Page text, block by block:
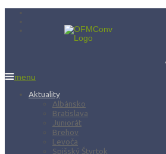
menu
Aktuality
Albánsko
Bratislava
Juniorát
Brehov
Levoča
Spišský Štvrtok